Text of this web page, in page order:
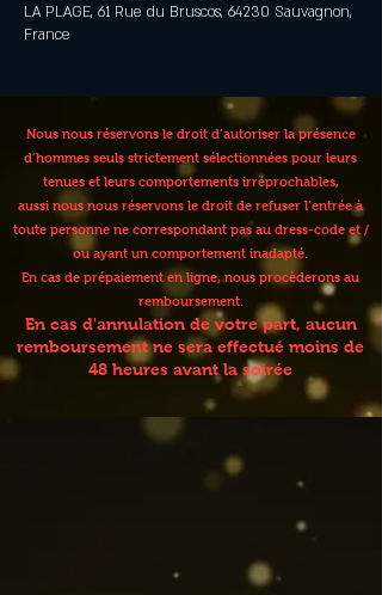
LA PLAGE, 61 Rue du Bruscos, 64230 Sauvagnon,
France
Nous nous réservons le droit d’autoriser la présence
d’hommes seuls strictement sélectionnées pour leurs
tenues et leurs comportements irréprochables,
aussi nous nous réservons le droit de refuser l’entrée à
toute personne ne correspondant pas au dress-code et /
ou ayant un comportement inadapté.
En cas de prépaiement en ligne, nous procèderons au
remboursement.
En cas d'annulation de votre part, aucun
remboursement ne sera effectué moins de
48 heures avant la soirée